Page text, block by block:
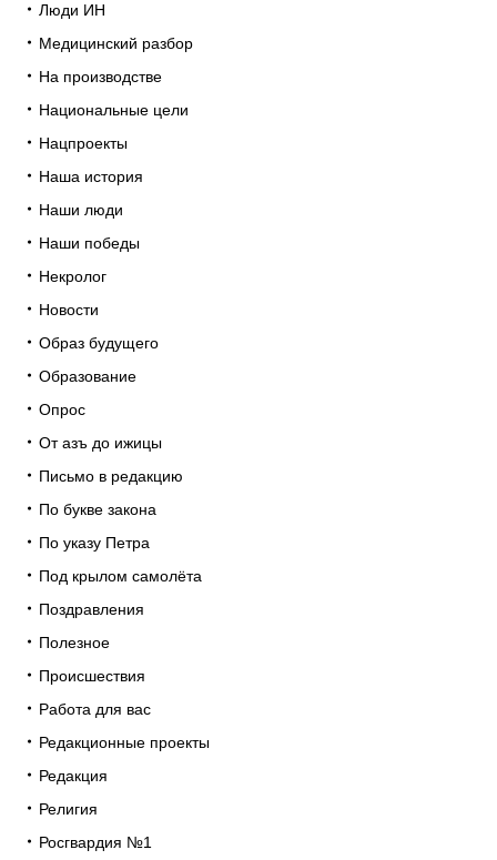
Люди ИН
Медицинский разбор
На производстве
Национальные цели
Нацпроекты
Наша история
Наши люди
Наши победы
Некролог
Новости
Образ будущего
Образование
Опрос
От азъ до ижицы
Письмо в редакцию
По букве закона
По указу Петра
Под крылом самолёта
Поздравления
Полезное
Происшествия
Работа для вас
Редакционные проекты
Редакция
Религия
Росгвардия №1